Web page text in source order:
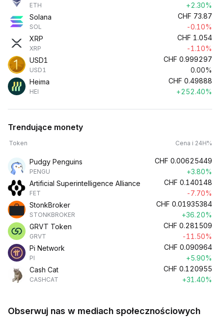
ETH
+2.30%
Solana
SOL
CHF 73.87
-0.10%
XRP
XRP
CHF 1.054
-1.10%
USD1
USD1
CHF 0.999297
0.00%
Heima
HEI
CHF 0.49888
+252.40%
Trendujące monety
Token Cena i 24H%
Pudgy Penguins
PENGU
CHF 0.00625449
+3.80%
Artificial Superintelligence Alliance
FET
CHF 0.140148
-7.70%
StonkBroker
STONKBROKER
CHF 0.01935384
+36.20%
GRVT Token
GRVT
CHF 0.281509
-11.50%
Pi Network
PI
CHF 0.090964
+5.90%
Cash Cat
CASHCAT
CHF 0.120955
+31.40%
Obserwuj nas w mediach społecznościowych